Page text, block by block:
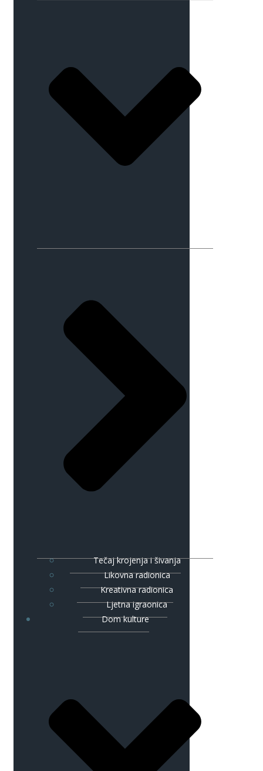
Tečaj krojenja i šivanja
Likovna radionica
Kreativna radionica
Ljetna igraonica
Dom kulture